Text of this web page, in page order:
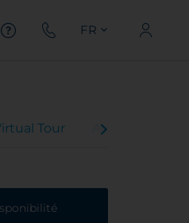
FR
Tour Avis client